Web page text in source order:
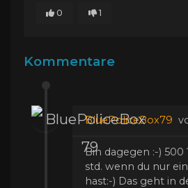
0 1
Kommentare
BluePoliceBox79
Bin dagegen :-) 500
std. wenn du nur
hast:-) Das geht in